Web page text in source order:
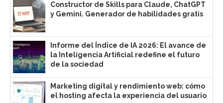
Constructor de Skills para Claude, ChatGPT
y Gemini. Generador de habilidades gratis
Informe del Índice de IA 2026: El avance de
la Inteligencia Artificial redefine el futuro
de la sociedad
Marketing digital y rendimiento web: cómo
el hosting afecta la experiencia del usuario